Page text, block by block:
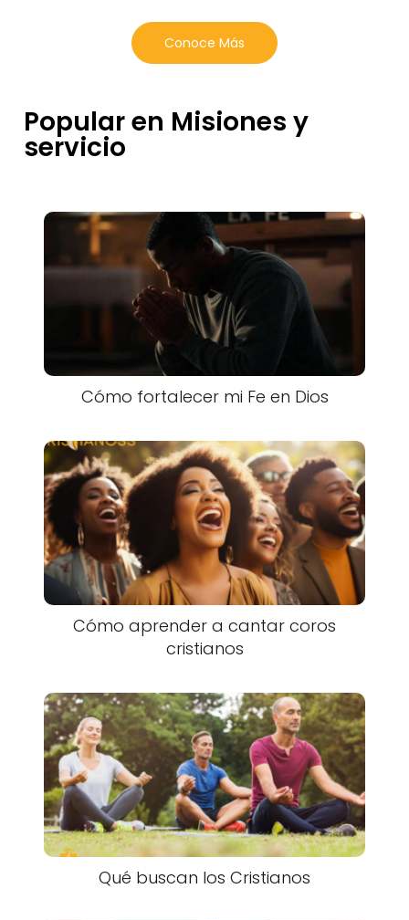
Conoce Más
Popular en Misiones y
servicio
Cómo fortalecer mi Fe en Dios
Cómo aprender a cantar coros
cristianos
Qué buscan los Cristianos